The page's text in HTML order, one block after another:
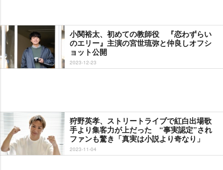
小関裕太、初めての教師役 『恋わずらい
のエリー』主演の宮世琉弥と仲良しオフシ
ョット公開
2023-12-23
狩野英孝、ストリートライブで紅白出場歌
手より集客力が上だった “事実認定”され
ファンも驚き「真実は小説より奇なり」
2023-11-04